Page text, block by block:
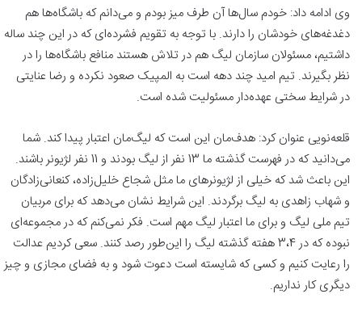
وی ادامه داد: خودم سال‌ها آن طرف میز بودم و می‌دانم که باشگاه‌ها هم
دغدغه‌های خودشان را دارند. با توجه به تقویم فشرده‌ای که در این چند ساله
داشتیم، مسئولان سازمان لیگ هم در تلاش هستند منافع باشگاه‌ها را در
نظر بگیرند. تیم امید چند دهه است به المپیک صعود نکرده و رضا عنایتی
در شرایط سختی عهده‌دار مسئولیت شده است.
قلعه‌نویی عنوان کرد: هدف‌مان این است که لیگ‌مان اعتبار پیدا کند. شما
می‌دانید که در فهرست گذشته ما 13 نفر از لیگ بودند و 11 نفر لژیونر باشند.
این باعث شد که خیلی از لژیونرهای ما مثل شجاع خلیل‌زاده، کنعانی‌زادگان
و شهاب زاهدی به لیگ برگردند. این شرایط نشان می‌دهد که برای مربیان
تیم ملی لیگ و برای ما اعتبار لیگ مهم است. فکر نمی‌کنم که در مجموعه‌ای
نبوده که در 3،4 هفته گذشته لیگ را این‌طور رصد کنند. سعی کردیم عدالت
را رعایت کنیم و کسی که شایسته است دعوت شود و به فضای مجازی و چیز
دیگری کار نداریم.